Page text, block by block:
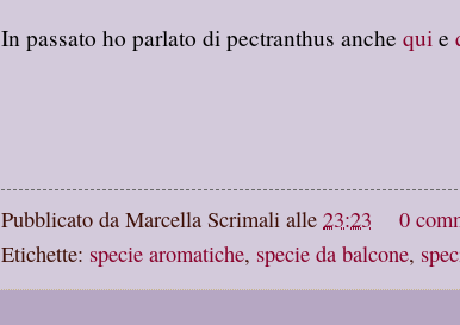
In passato ho parlato di pectranthus anche qui e
Pubblicato da Marcella Scrimali alle 23:23
0
Etichette: specie aromatiche, specie da balcone,